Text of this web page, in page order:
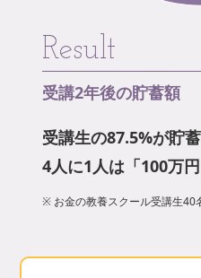
9-2-1 キャリアを後悔しない
9-2-2 労働所得とキャリア
9-2-3 労働所得を高めるため
9-2-5 早期退職制度
study 3 副業・複業・フリ
9-3-1 自分のスキルで稼ぐ
Result
受講2年後の貯蓄額
受講生の87.5%が貯
4人に1人は「100万
※ お金の教養スクール受講生40